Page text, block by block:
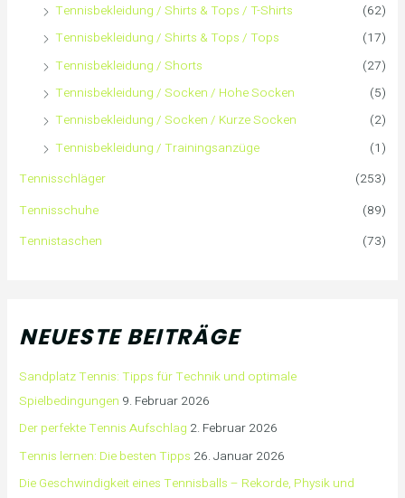
Tennisbekleidung / Shirts & Tops / T-Shirts
(62)
Tennisbekleidung / Shirts & Tops / Tops
(17)
Tennisbekleidung / Shorts
(27)
Tennisbekleidung / Socken / Hohe Socken
(5)
Tennisbekleidung / Socken / Kurze Socken
(2)
Tennisbekleidung / Trainingsanzüge
(1)
Tennisschläger
(253)
Tennisschuhe
(89)
Tennistaschen
(73)
NEUESTE BEITRÄGE
Sandplatz Tennis: Tipps für Technik und optimale
Spielbedingungen 9. Februar 2026
Der perfekte Tennis Aufschlag 2. Februar 2026
Tennis lernen: Die besten Tipps 26. Januar 2026
Die Geschwindigkeit eines Tennisballs – Rekorde, Physik und